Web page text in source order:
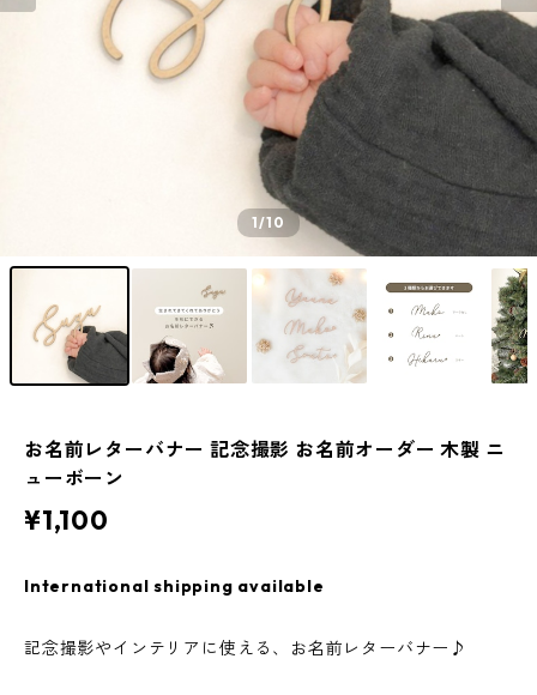
1/10
お名前レターバナー 記念撮影 お名前オーダー 木製 ニ
ューボーン
¥1,100
International shipping available
記念撮影やインテリアに使える、お名前レターバナー♪